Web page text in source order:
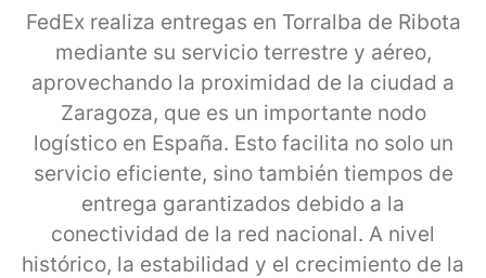
FedEx realiza entregas en Torralba de Ribota
mediante su servicio terrestre y aéreo,
aprovechando la proximidad de la ciudad a
Zaragoza, que es un importante nodo
logístico en España. Esto facilita no solo un
servicio eficiente, sino también tiempos de
entrega garantizados debido a la
conectividad de la red nacional. A nivel
histórico, la estabilidad y el crecimiento de la